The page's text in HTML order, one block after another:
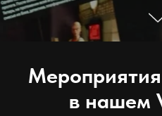
в нашем